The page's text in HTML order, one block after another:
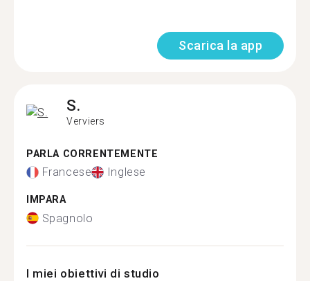
Scarica la app
S.
Verviers
PARLA CORRENTEMENTE
Francese Inglese
IMPARA
Spagnolo
I miei obiettivi di studio